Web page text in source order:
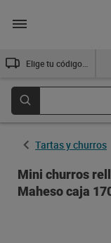
Tartas y churros
Mini churros
Maheso caja